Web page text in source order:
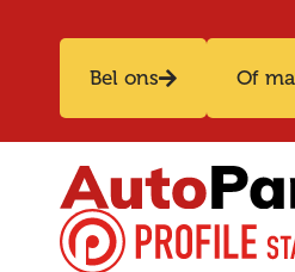
Bel ons Of